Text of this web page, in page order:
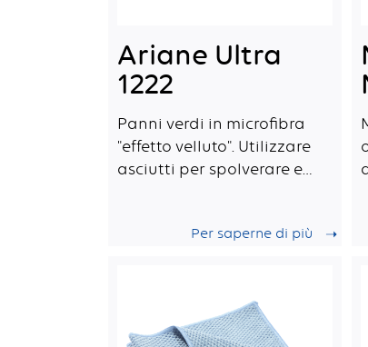
Ariane Ultra
1222
Panni verdi in microfibra
"effetto velluto". Utilizzare
asciutti per spolverare e
Per saperne di più